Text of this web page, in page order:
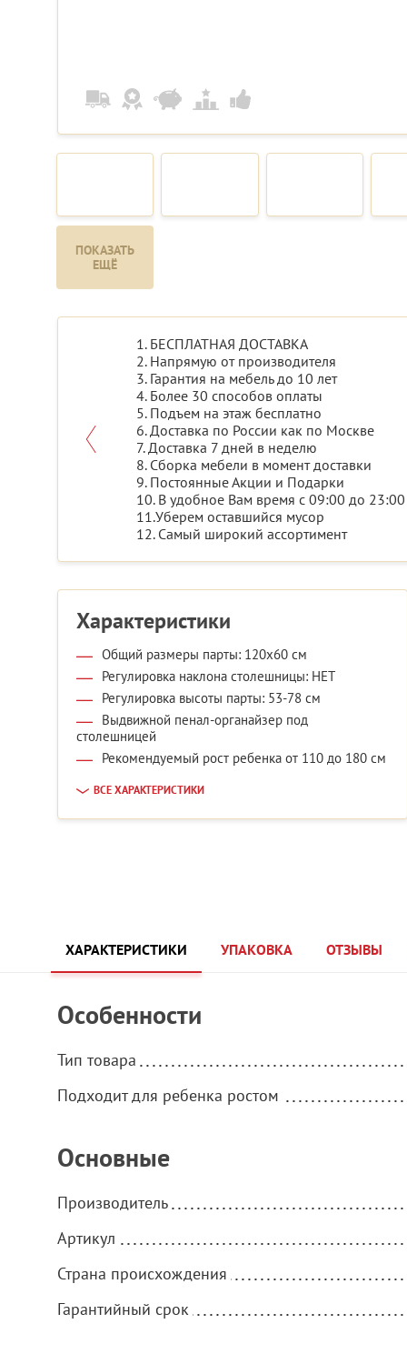
ПОКАЗАТЬ
ЕЩЁ
1. БЕСПЛАТНАЯ ДОСТАВКА
2. Напрямую от производителя
3. Гарантия на мебель до 10 лет
4. Более 30 способов оплаты
5. Подъем на этаж бесплатно
6. Доставка по России как по Москве
7. Доставка 7 дней в неделю
8. Сборка мебели в момент доставки
9. Постоянные Акции и Подарки
10. В удобное Вам время с 09:00 до 23:00
11.Уберем оставшийся мусор
12. Самый широкий ассортимент
Характеристики
Общий размеры парты: 120x60 см
Регулировка наклона столешницы: НЕТ
Регулировка высоты парты: 53-78 см
Выдвижной пенал-органайзер под
столешницей
Рекомендуемый рост ребенка от 110 до 180 см
ВСЕ ХАРАКТЕРИСТИКИ
ХАРАКТЕРИСТИКИ УПАКОВКА ОТЗЫВЫ
Особенности
Тип товара
Подходит для ребенка ростом
Основные
Производитель
Артикул
Страна происхождения
Гарантийный срок